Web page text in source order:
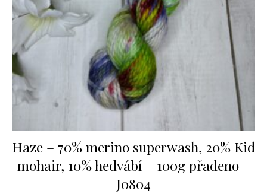
Haze – 70% merino superwash, 20% Kid
mohair, 10% hedvábí – 100g přadeno –
J0804